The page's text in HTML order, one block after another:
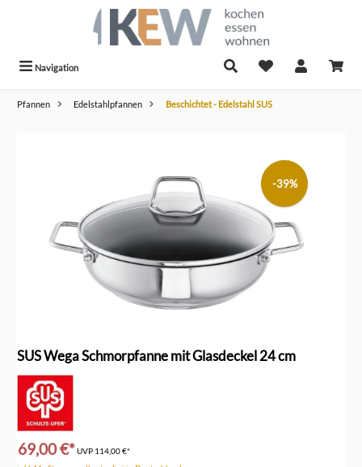
Navigation
Pfannen Edelstahlpfannen Beschichtet - Edelstahl SUS
-39%
SUS Wega Schmorpfanne mit Glasdeckel 24 cm
69,00 €*UVP 114,00 €*